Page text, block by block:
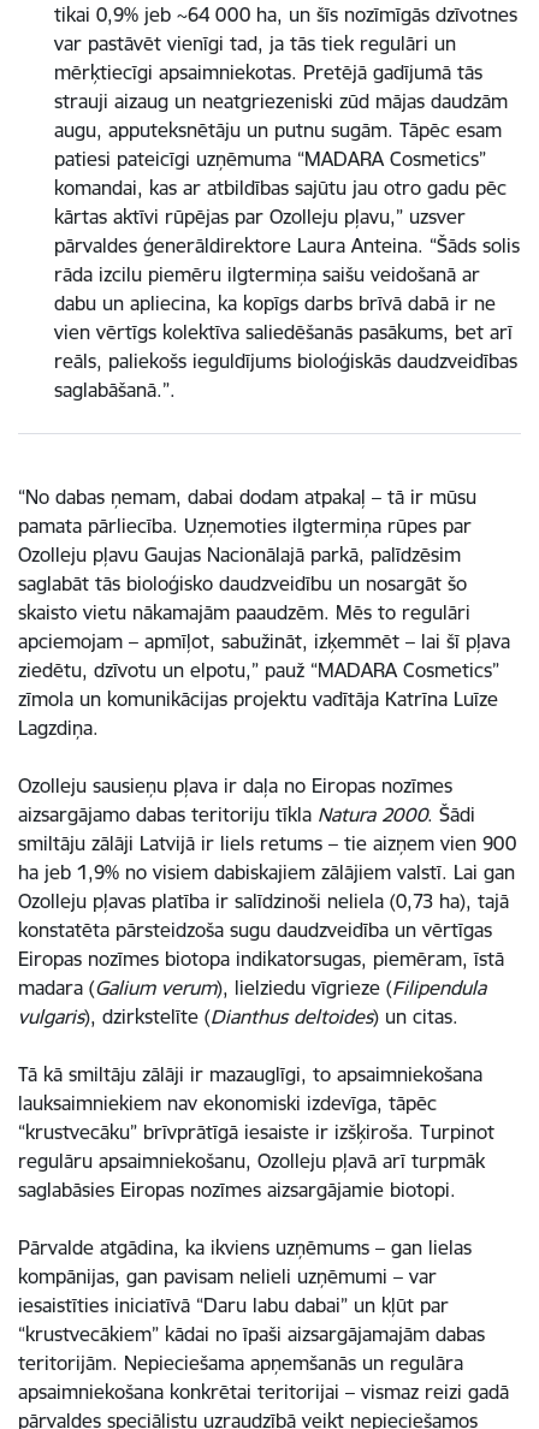
tikai 0,9% jeb ~64 000 ha, un šīs nozīmīgās dzīvotnes
var pastāvēt vienīgi tad, ja tās tiek regulāri un
mērķtiecīgi apsaimniekotas. Pretējā gadījumā tās
strauji aizaug un neatgriezeniski zūd mājas daudzām
augu, apputeksnētāju un putnu sugām. Tāpēc esam
patiesi pateicīgi uzņēmuma “MADARA Cosmetics”
komandai, kas ar atbildības sajūtu jau otro gadu pēc
kārtas aktīvi rūpējas par Ozolleju pļavu,” uzsver
pārvaldes ģenerāldirektore Laura Anteina. “Šāds solis
rāda izcilu piemēru ilgtermiņa saišu veidošanā ar
dabu un apliecina, ka kopīgs darbs brīvā dabā ir ne
vien vērtīgs kolektīva saliedēšanās pasākums, bet arī
reāls, paliekošs ieguldījums bioloģiskās daudzveidības
saglabāšanā.”.
“No dabas ņemam, dabai dodam atpakaļ – tā ir mūsu
pamata pārliecība. Uzņemoties ilgtermiņa rūpes par
Ozolleju pļavu Gaujas Nacionālajā parkā, palīdzēsim
saglabāt tās bioloģisko daudzveidību un nosargāt šo
skaisto vietu nākamajām paaudzēm. Mēs to regulāri
apciemojam – apmīļot, sabužināt, izķemmēt – lai šī pļava
ziedētu, dzīvotu un elpotu,” pauž “MADARA Cosmetics”
zīmola un komunikācijas projektu vadītāja Katrīna Luīze
Lagzdiņa.
Ozolleju sausieņu pļava ir daļa no Eiropas nozīmes
aizsargājamo dabas teritoriju tīkla Natura 2000. Šādi
smiltāju zālāji Latvijā ir liels retums – tie aizņem vien 900
ha jeb 1,9% no visiem dabiskajiem zālājiem valstī. Lai gan
Ozolleju pļavas platība ir salīdzinoši neliela (0,73 ha), tajā
konstatēta pārsteidzoša sugu daudzveidība un vērtīgas
Eiropas nozīmes biotopa indikatorsugas, piemēram, īstā
madara (Galium verum), lielziedu vīgrieze (Filipendula
vulgaris), dzirkstelīte (Dianthus deltoides) un citas.
Tā kā smiltāju zālāji ir mazauglīgi, to apsaimniekošana
lauksaimniekiem nav ekonomiski izdevīga, tāpēc
“krustvecāku” brīvprātīgā iesaiste ir izšķiroša. Turpinot
regulāru apsaimniekošanu, Ozolleju pļavā arī turpmāk
saglabāsies Eiropas nozīmes aizsargājamie biotopi.
Pārvalde atgādina, ka ikviens uzņēmums – gan lielas
kompānijas, gan pavisam nelieli uzņēmumi – var
iesaistīties iniciatīvā “Daru labu dabai” un kļūt par
“krustvecākiem” kādai no īpaši aizsargājamajām dabas
teritorijām. Nepieciešama apņemšanās un regulāra
apsaimniekošana konkrētai teritorijai – vismaz reizi gadā
pārvaldes speciālistu uzraudzībā veikt nepieciešamos